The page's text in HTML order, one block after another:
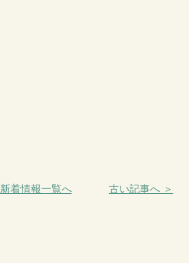
新着情報一覧へ 古い記事へ ＞